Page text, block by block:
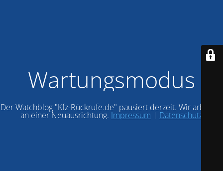
Wartungsmodus
Der Watchblog "Kfz-Rückrufe.de" pausiert derzeit. Wir arbeiten
an einer Neuausrichtung. Impressum | Datenschutz